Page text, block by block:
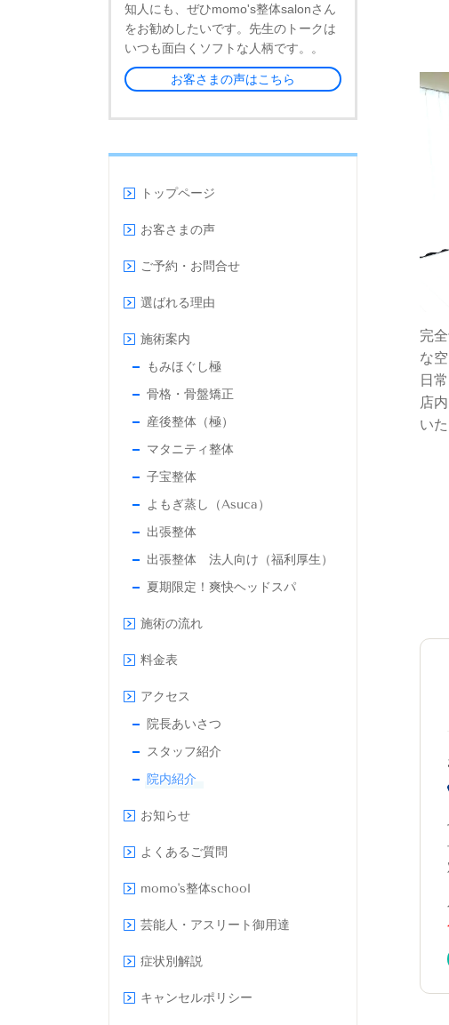
完
な空
日
店
い
知人にも、ぜひmomo's整体salonさん
をお勧めしたいです。先生のトークは
いつも面白くソフトな人柄です。。
お客さまの声はこちら
トップページ
お客さまの声
ご予約・お問合せ
選ばれる理由
施術案内
もみほぐし極
骨格・骨盤矯正
産後整体（極）
マタニティ整体
子宝整体
よもぎ蒸し（Asuca）
出張整体
出張整体 法人向け（福利厚生）
夏期限定！爽快ヘッドスパ
施術の流れ
料金表
アクセス
院長あいさつ
スタッフ紹介
院内紹介
お知らせ
よくあるご質問
momo's整体school
芸能人・アスリート御用達
症状別解説
キャンセルポリシー